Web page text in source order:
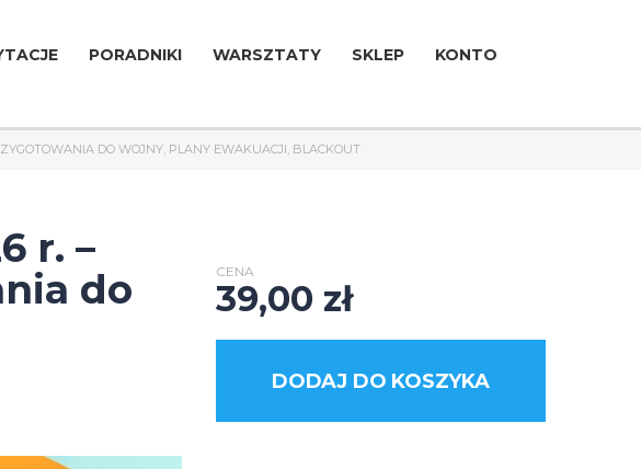
PORADNIKI WARSZTATY SKLEP KONTO
DO WOJNY, PLANY EWAKUACJI, BLACKOUT
r. –
do
CENA
39,00 zł
DODAJ DO KOSZYKA